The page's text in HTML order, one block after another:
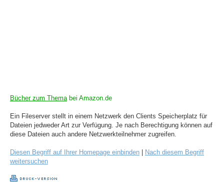
Bücher zum Themabei Amazon.de
Ein Fileserver stellt in einem Netzwerk den Clients Speicherplatz für
Dateien jedweder Art zur Verfügung. Je nach Berechtigung können auf
diese Dateien auch andere Netzwerkteilnehmer zugreifen.
Diesen Begriff auf Ihrer Homepage einbinden
Nach diesem Begriff
weitersuchen